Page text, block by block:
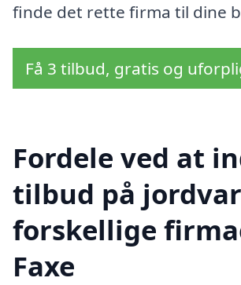
finde det rette firma til dine
Få 3 tilbud, gratis og
Fordele ved at
tilbud på
forskellige
Faxe